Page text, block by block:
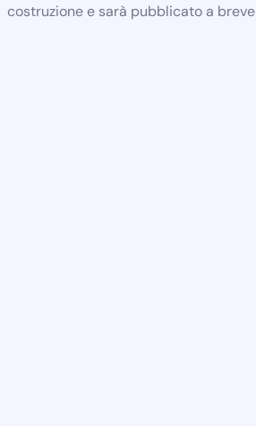
costruzione e sarà pubblicato a breve